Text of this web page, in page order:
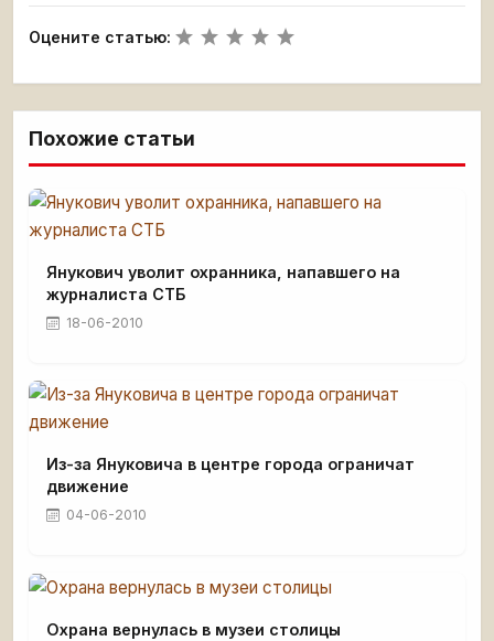
Оцените статью:
Похожие статьи
Янукович уволит охранника, напавшего на
журналиста СТБ
18-06-2010
Из-за Януковича в центре города ограничат
движение
04-06-2010
Охрана вернулась в музеи столицы